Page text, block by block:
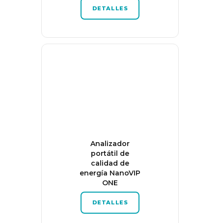
DETALLES
Analizador
portátil de
calidad de
energía NanoVIP
ONE
DETALLES